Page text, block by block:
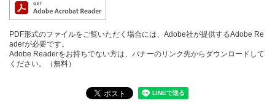
PDF形式のファイルをご覧いただく場合には、Adobe社が提供するAdobe Re
aderが必要です。
Adobe Readerをお持ちでない方は、バナーのリンク先からダウンロードして
ください。（無料）